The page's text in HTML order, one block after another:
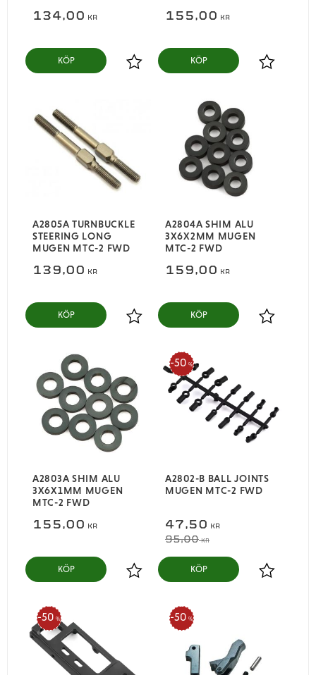
134,00 KR
Lägg till i favoriter
KÖP
155,00 KR
Lägg till i
KÖP
A2805A TURNBUCKLE
STEERING LONG
MUGEN MTC-2 FWD
139,00 KR
Lägg till i favoriter
KÖP
A2804A SHIM ALU
3X6X2MM MUGEN
MTC-2 FWD
159,00 KR
Lägg till i
KÖP
A2803A SHIM ALU
3X6X1MM MUGEN
MTC-2 FWD
155,00 KR
Lägg till i favoriter
KÖP
A2802-B BALL JOINTS
MUGEN MTC-2 FWD
47,50 KR
95,00KR
50 %
Lägg till i
KÖP
50 % 50 %